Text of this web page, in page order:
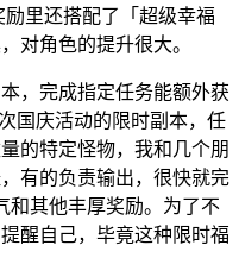
里还搭配了「超级幸福
对角色的提升很大。
，完成指定任务能额外获
国庆活动的限时副本，任
的特定怪物，我和几个朋
有的负责输出，很快就完
和其他丰厚奖励。为了不
醒自己，毕竟这种限时福